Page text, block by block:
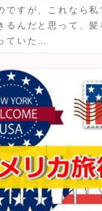
ですが、これなら
るんだと思って、
ていた…